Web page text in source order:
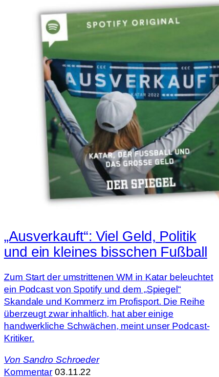
„Ausverkauft“: Viel Geld, Politik
und ein kleines bisschen Fußball
Zum Start der umstrittenen WM in Katar beleuchtet
ein Podcast von Spotify und dem „Spiegel“
Skandale und Kommerz im Profisport. Die Reihe
überzeugt zwar inhaltlich, hat aber einige
handwerkliche Schwächen, meint unser Podcast-
Kritiker.
Von Sandro Schroeder
Kommentar 03.11.22